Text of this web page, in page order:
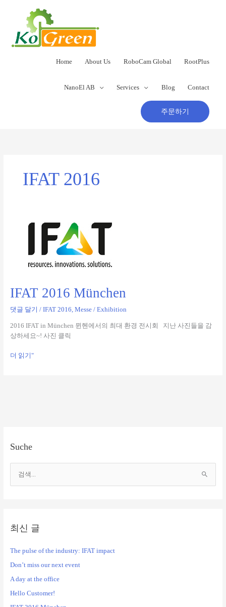
Home About Us RoboCam Global RootPlus
NanoEl AB Services Blog Contact
주문하기
IFAT 2016
IFAT 2016 München
댓글 달기 / IFAT 2016, Messe / Exhibition
2016 IFAT in München 뮌헨에서의 최대 환경 전시회 지난 사진들을 감
상하세요~! 사진 클릭
더 읽기"
Suche
최신 글
The pulse of the industry: IFAT impact
Don’t miss our next event
A day at the office
Hello Customer!